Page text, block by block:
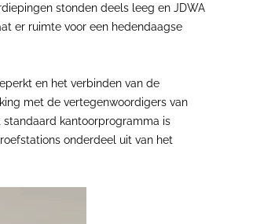
stonden deels leeg en JDWA
er ruimte voor een hedendaagse
en het verbinden van de
met de vertegenwoordigers van
kantoorprogramma is
onderdeel uit van het